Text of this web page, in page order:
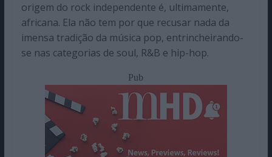
origem do rock independente é, ultimamente,
africana. Ela não tem por que recusar nada da
imensa tradição da música pop, entrincheirando-
se nas categorias de soul, R&B e hip-hop.
Pub